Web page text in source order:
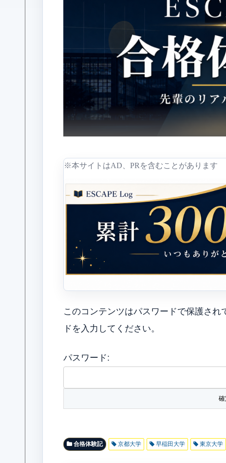
※本サイトはAD、PRを含むことがあります
このコンテンツはパスワードで保護さ
ドを入力してください。
パスワード:
合格体験記 京都大学 早稲田大学 東京大学